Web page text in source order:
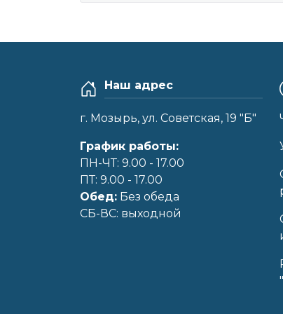
Наш адрес
г. Мозырь, ул. Советская, 19 "Б"
График работы:
ПН-ЧТ: 9.00 - 17.00
ПТ: 9.00 - 17.00
Обед: Без обеда
CБ-ВС: выходной